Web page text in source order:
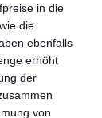
in die
die
ebenfalls
erhöht
der
von